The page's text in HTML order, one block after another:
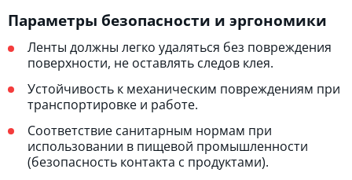
Параметры безопасности и эргономики
Ленты должны легко удаляться без повреждения
поверхности, не оставлять следов клея.
Устойчивость к механическим повреждениям при
транспортировке и работе.
Соответствие санитарным нормам при
использовании в пищевой промышленности
(безопасность контакта с продуктами).